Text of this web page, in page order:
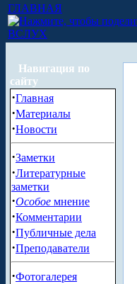
ГЛАВНАЯ
ВСЛУХ
Навигация по
сайту
·Главная
·Материалы
·Новости
·Заметки
·Литературные
заметки
·Особое мнение
·Комментарии
·Публичные дела
·Преподаватели
·Фотогалерея